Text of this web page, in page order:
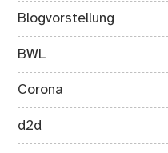
Blogvorstellung
BWL
Corona
d2d